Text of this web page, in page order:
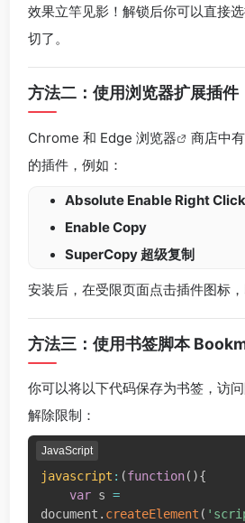
效果立竿见影！解锁后你可以直接
切了。
方法二：使用浏览器扩展插件
Chrome 和 Edge 浏览器
商店中
的插件，例如：
Absolute Enable Right
Enable Copy
SuperCopy 超级复制
安装后，在受限页面点击插件图标，
方法三：使用书签脚本
你可以将以下代码保存为书签，访
解除限制：
javascript : (function( ){
var s =
document . createElement (
JavaScript